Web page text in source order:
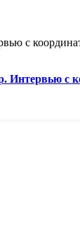
с
Интервью с